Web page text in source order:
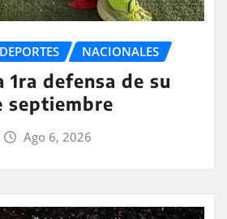
DEPORTES NACIONALES
1ra defensa de su
septiembre
Ago 6, 2026